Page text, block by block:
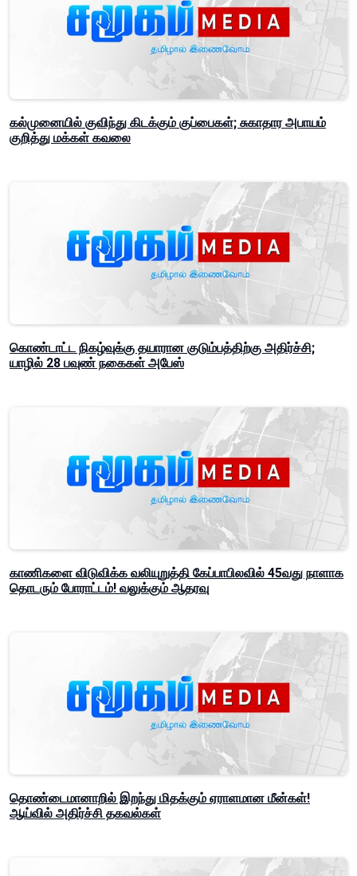
கல்முனையில் குவிந்து கிடக்கும் குப்பைகள்; சுகாதார அபாயம்
குறித்து மக்கள் கவலை
கொண்டாட்ட நிகழ்வுக்கு தயாரான குடும்பத்திற்கு அதிர்ச்சி;
யாழில் 28 பவுண் நகைகள் அபேஸ்
காணிகளை விடுவிக்க வலியுறுத்தி கேப்பாபிலவில் 45வது நாளாக
தொடரும் போராட்டம்! வலுக்கும் ஆதரவு
தொண்டைமானாறில் இறந்து மிதக்கும் ஏராளமான மீன்கள்!
ஆய்வில் அதிர்ச்சி தகவல்கள்